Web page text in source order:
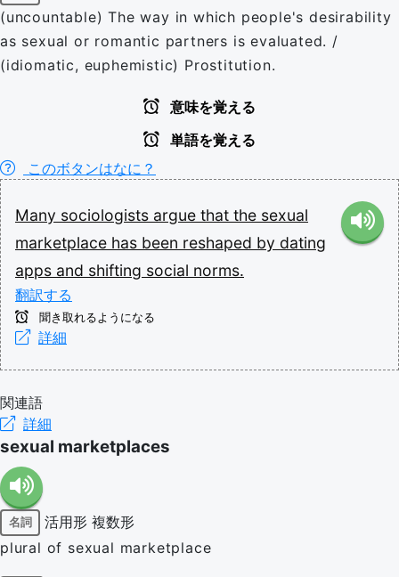
(uncountable) The way in which people's desirability
as sexual or romantic partners is evaluated. /
(idiomatic, euphemistic) Prostitution.
意味を覚える
単語を覚える
このボタンはなに？
Many sociologists argue that the sexual
marketplace has been reshaped by dating
apps and shifting social norms.
翻訳する
聞き取れるようになる
詳細
関連語
詳細
sexual marketplaces
名詞 活用形 複数形
plural of sexual marketplace